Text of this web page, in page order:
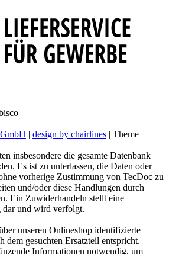
| design by chairlines | Theme
insbesondere die gesamte Datenbank
Es ist zu unterlassen, die Daten oder
vorherige Zustimmung von TecDoc zu
und/oder diese Handlungen durch
Ein Zuwiderhandeln stellt eine
dar und wird verfolgt.
unseren Onlineshop identifizierte
dem gesuchten Ersatzteil entspricht.
Informationen notwendig, um